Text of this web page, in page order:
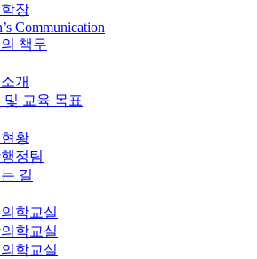
장
Communication
책무
개
및 교육 목표
황
정팀
길
학교실
학교실
학교실